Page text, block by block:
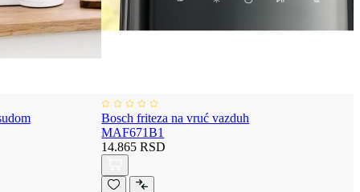
Bosch friteza na vruć vazduh
MAF671B1
14.865 RSD